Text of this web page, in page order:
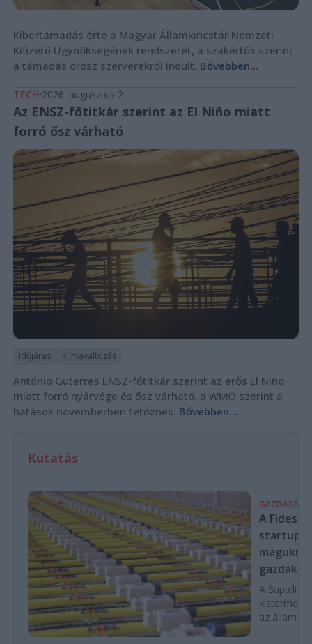
Kibertámadás érte a Magyar Államkincstár Nemzeti
Kifizető Ügynökségének rendszerét, a szakértők szerint
a támadás orosz szerverekről indult. Bővebben...
TECH 2026. augusztus 2.
Az ENSZ-főtitkár szerint az El Niño miatt
forró ősz várható
Időjárás Klímaváltozás
António Guterres ENSZ-főtitkár szerint az erős El Niño
miatt forró nyárvége és ősz várható, a WMO szerint a
hatások novemberben tetőznek. Bővebben...
Kutatás
GAZDASÁG
A
magukra
gazdákat
A Supp.li
az állam